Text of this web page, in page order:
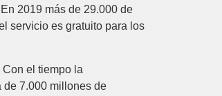
2019 más de 29.000 de
servicio es gratuito para los
el tiempo la
de 7.000 millones de